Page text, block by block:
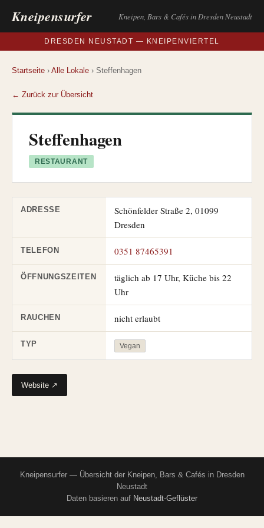
Kneipensurfer Kneipen, Bars & Cafés in Dresden Neustadt
DRESDEN NEUSTADT — KNEIPENVIERTEL
Startseite › Alle Lokale › Steffenhagen
← Zurück zur Übersicht
Steffenhagen
RESTAURANT
ADRESSE
Schönfelder Straße 2, 01099
Dresden
TELEFON 0351 87465391
ÖFFNUNGSZEITEN
täglich ab 17 Uhr, Küche bis 22
Uhr
RAUCHEN nicht erlaubt
TYP Vegan
Website ↗
Kneipensurfer — Übersicht der Kneipen, Bars & Cafés in Dresden
Neustadt
Daten basieren auf Neustadt-Geflüster